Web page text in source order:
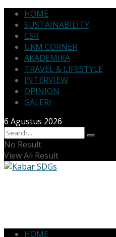
HOME
SUSTAINABILITY
CSR
UKM CORNER
AKADEMIKA
TRAVEL & LIFESTYLE
INTERVIEW
OPINION
GALERI
6 Agustus 2026
No Result
View All Result
HOME